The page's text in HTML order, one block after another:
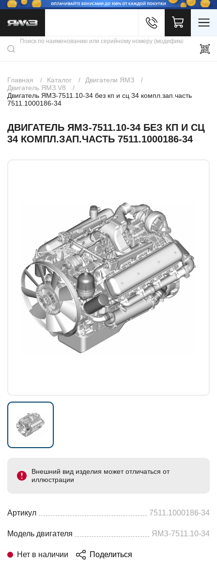
Каталог продукции
Скидки
Контакты
Главная Каталог
Двигатели ЯМЗ
Двигатель ЯМЗ V8
Двигатель ЯМЗ-7511.10-34 без кп и сц 34 компл.зап.часть
7511.1000186-34
ДВИГАТЕЛЬ ЯМЗ-7511.10-34 БЕЗ КП И СЦ
34 КОМПЛ.ЗАП.ЧАСТЬ 7511.1000186-34
Внешний вид изделия может отличаться от
иллюстрации
Артикул 7511.1000186-34
Модель двигателя ЯМЗ-7511.10-34
Нет в наличии Поделиться